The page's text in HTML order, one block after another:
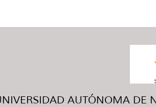
AUTÓNOMA DE